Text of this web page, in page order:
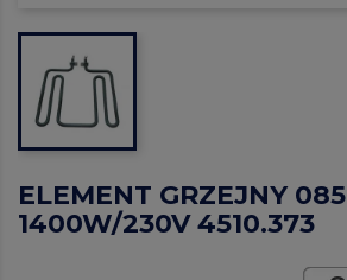
ELEMENT GRZEJNY 085
1400W/230V 4510.373